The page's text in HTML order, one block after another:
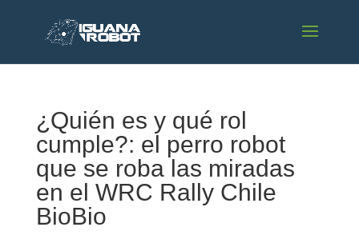
¿Quién es y qué rol
cumple?: el perro robot
que se roba las miradas
en el WRC Rally Chile
BioBio